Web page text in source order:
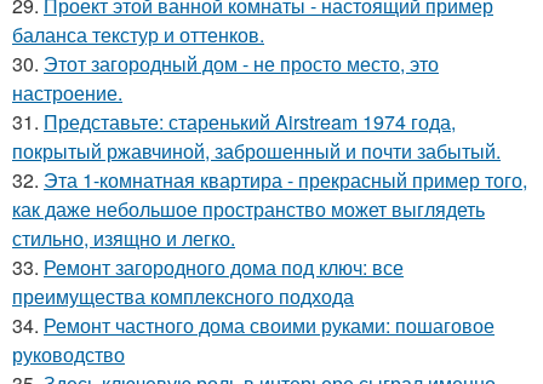
баланса текстур и оттенков.
30. Этот загородный дом - не просто место, это
настроение.
31. Представьте: старенький Airstream 1974 года,
покрытый ржавчиной, заброшенный и почти забытый.
32. Эта 1-комнатная квартира - прекрасный пример того,
как даже небольшое пространство может выглядеть
стильно, изящно и легко.
33. Ремонт загородного дома под ключ: все
преимущества комплексного подхода
34. Ремонт частного дома своими руками: пошаговое
руководство